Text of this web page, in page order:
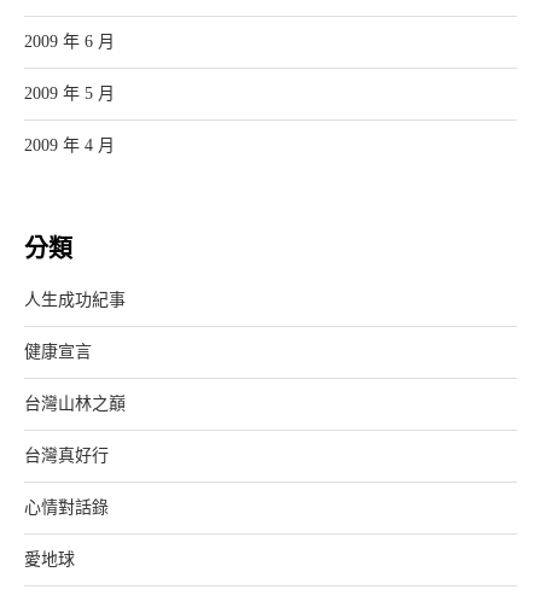
2009 年 6 月
2009 年 5 月
2009 年 4 月
分類
人生成功紀事
健康宣言
台灣山林之巔
台灣真好行
心情對話錄
愛地球